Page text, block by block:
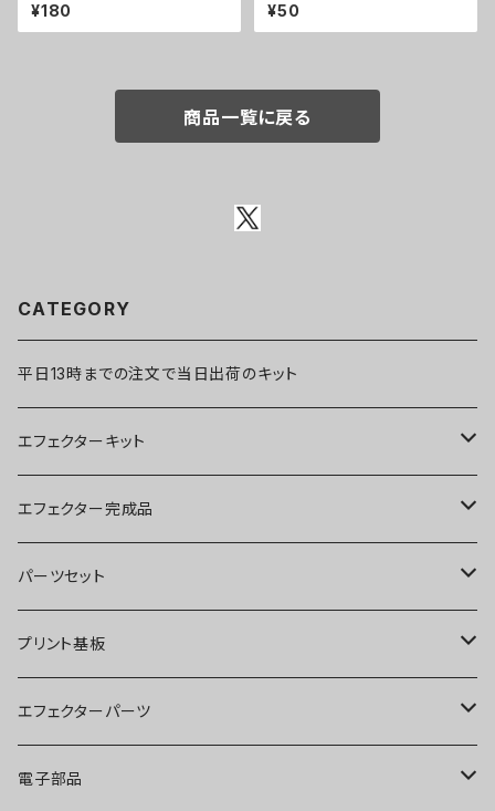
¥180 ¥50
商品一覧に戻る
CATEGORY
平日13時までの注文で当日出荷のキット
エフェクターキット
ブースター
オーバードライブ
ディストーション
ファズ
プリアンプ
エフェクター完成品
ブースター
オーバードライブ
ディストーション
ファズ
パーツセット
ブースター
オーバードライブ
ディストーション
プリント基板
オーバードライブ
ディストーション
エフェクターパーツ
スイッチ
電子部品